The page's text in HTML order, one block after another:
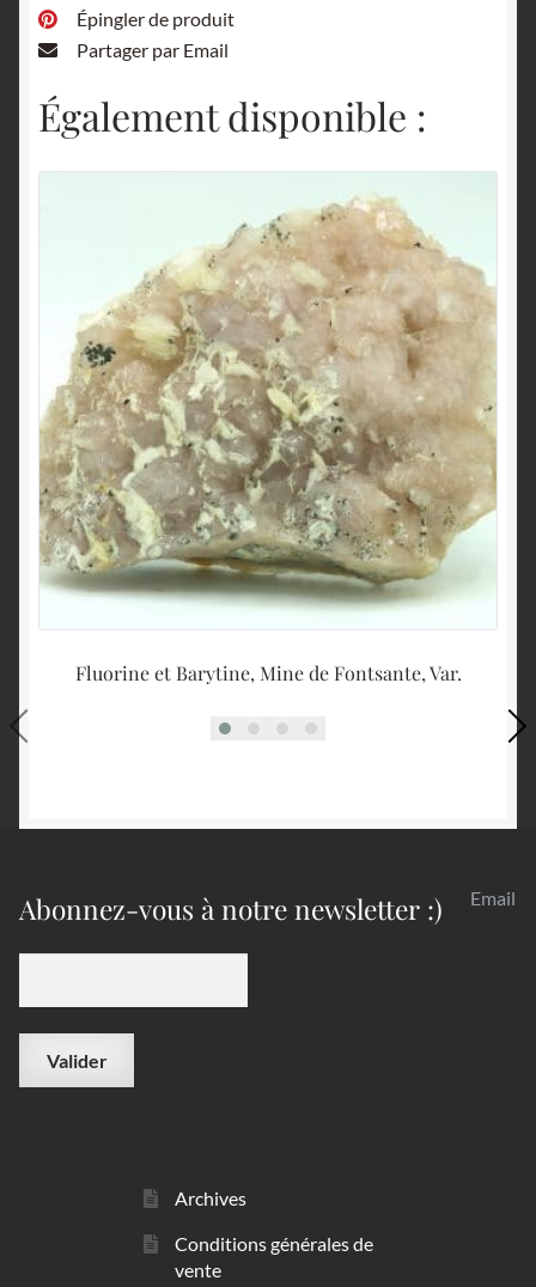
Épingler de produit
Partager par Email
Également disponible :
Fluorine et Barytine, Mine de Fontsante, Var.
Abonnez-vous à notre newsletter :) Email
Archives
Conditions générales de
vente